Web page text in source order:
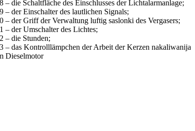
– die Schaltfläche des Einschlusses der Lichtalarmanlage;
– der Einschalter des lautlichen Signals;
– der Griff der Verwaltung luftig saslonki des Vergasers;
– der Umschalter des Lichtes;
– die Stunden;
– das Kontrolllämpchen der Arbeit der Kerzen nakaliwanija
Dieselmotor